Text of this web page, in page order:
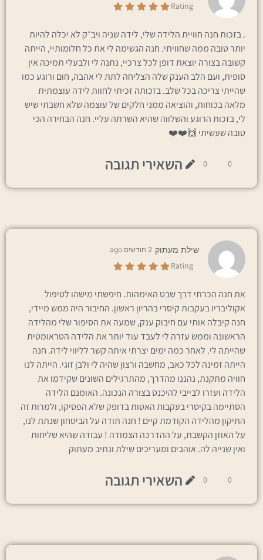
Rating
. בזכות חנה חוויית הלידה שלי, לידה שניה ויב״ק לא יכלה להיות
יותר טובה ממה שחוויתי. חנה הגשימה לי את כל חלומותיי, הייתה
קשובה בצורה יוצאת דופן לכל צרכיי, נתנה לי ולבעלי תמיכה אין
סופית, ועם הלב הענק שלה הצליחה לתת לי אהבה, חום ורוגע כמו
שהייתי צריכה בכל שלב. בזכותה זכיתי לחוות לידה עוצמתית
מלאה בכוחות, והוציאה ממני חלקים של עוצמה שלא חשבתי שיש
לי, בזכות הרוגע והשלווה שהיא השרתה עליי. חנה הבחירה הכי
טובה שעשיתי 🙌❤️❤️
0
0 השאירי תגובה
שילת מעתוק 2 חודשים ago
Rating
את חנה הכרתי דרך שבט האימהות. חיפשתי מישהו לטיפול
אקוליבריו בעקבות קיסרי בהריון ראשון. החיבור היה ממש מיידי,
חנה קיבלה אותי עם חיבוק ענק, שמעה את הסיפור שלי מהלידה
הראשונה וממש עזרה לי לעבד עוד יותר את הלידה הטראומטית
שהייתה לי. לאחר כמה ימים יצרתי איתה קשר לליווי לידה. חנה
הייתה זמינה לכל כאב, מחשבה ורצון שהיה לי ולבן זוגי. הייתה לנו
חוויה מתקנת, נהננו מהדרך, מהתרגילים השונים שקידמו את
הלידה ועזרו לבייבי להיכנס בצורה הנכונה. האומנם הלידה
הסתיימה בקיסרי בעקבות האטות בדופק שלא הפסיקו, ולמרות זה
התיקון מהלידה הקודמת קיים ! חנה תודה על הביטחון שנתת לנו,
על האוזן הקשבת, על ההדרכה הצמודה ! עבודה שהיא שליחות
ואין שנייה לה. אוהבים ומעריכים שילת ונתיב מעתוק
0
0 השאירי תגובה